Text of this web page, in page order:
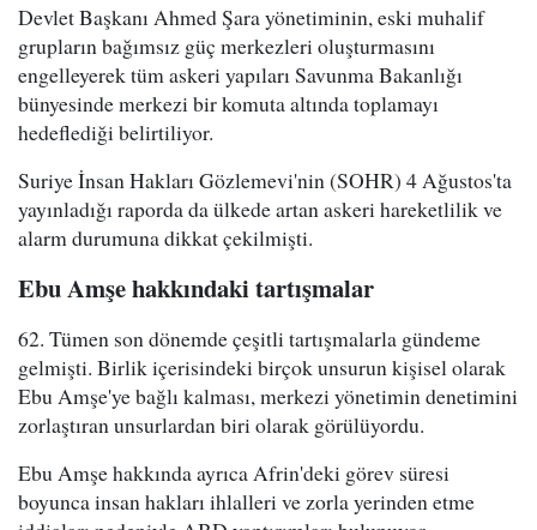
Devlet Başkanı Ahmed Şara yönetiminin, eski muhalif
grupların bağımsız güç merkezleri oluşturmasını
engelleyerek tüm askeri yapıları Savunma Bakanlığı
bünyesinde merkezi bir komuta altında toplamayı
hedeflediği belirtiliyor.
Suriye İnsan Hakları Gözlemevi'nin (SOHR) 4 Ağustos'ta
yayınladığı raporda da ülkede artan askeri hareketlilik ve
alarm durumuna dikkat çekilmişti.
Ebu Amşe hakkındaki tartışmalar
62. Tümen son dönemde çeşitli tartışmalarla gündeme
gelmişti. Birlik içerisindeki birçok unsurun kişisel olarak
Ebu Amşe'ye bağlı kalması, merkezi yönetimin denetimini
zorlaştıran unsurlardan biri olarak görülüyordu.
Ebu Amşe hakkında ayrıca Afrin'deki görev süresi
boyunca insan hakları ihlalleri ve zorla yerinden etme